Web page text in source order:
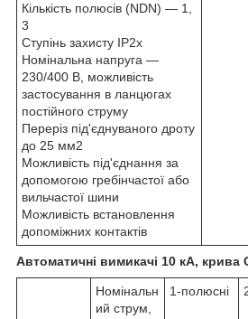
Кількість полюсів (NDN) — 1,
3
Ступінь захисту IP2х
Номінальна напруга —
230/400 В, можливість
застосування в ланцюгах
постійного струму
Переріз під'єднуваного дроту
до 25 мм2
Можливість під'єднання за
допомогою гребінчастої або
вильчастої шини
Можливість встановлення
допоміжних контактів
Автоматичні вимикачі 10 кА, крива
Номінальн
ий струм,
1-полюсні